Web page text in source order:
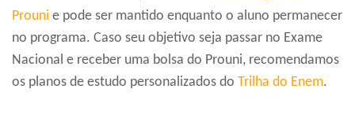
Prouni e pode ser mantido enquanto o aluno permanecer
no programa. Caso seu objetivo seja passar no Exame
Nacional e receber uma bolsa do Prouni, recomendamos
os planos de estudo personalizados do Trilha do Enem.